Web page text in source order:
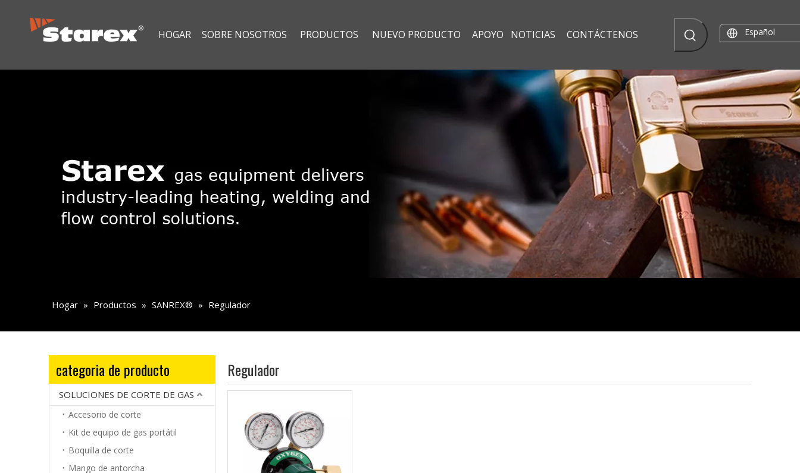
HOGAR SOBRE NOSOTROS PRODUCTOS NUEVO PRODUCTO APOYO NOTICIAS CONTÁCTENOS Español
Hogar » Productos » SANREX® » Regulador
categoria de producto
SOLUCIONES DE CORTE DE GAS
Accesorio de corte
Kit de equipo de gas portátil
Boquilla de corte
Mango de antorcha
Regulador